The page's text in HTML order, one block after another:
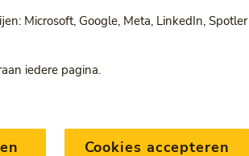
Microsoft, Google, Meta, LinkedIn, Spotler
iedere pagina.
Cookies accepteren